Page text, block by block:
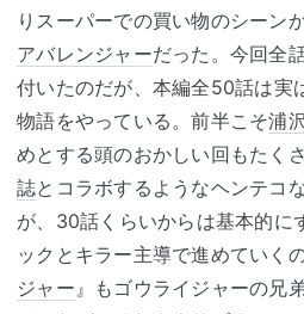
りスーパーでの買い物のシーン
アバレンジャーだった。今回全
付いたのだが、本編全50話は実
物語をやっている。前半こそ浦
めとする頭のおかしい回もたく
誌とコラボするようなヘンテコ
が、30話くらいからは基本的に
ックとキラー主導で進めていく
ジャー』もゴウライジャーの兄